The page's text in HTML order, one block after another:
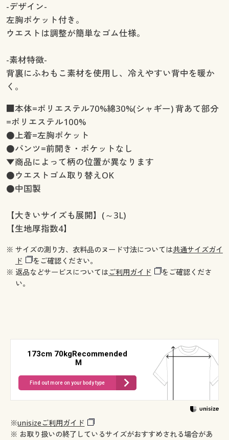
-デザイン-
左胸ポケット付き。
ウエストは調整が簡単なゴム仕様。
-素材特徴-
背裏にふわもこ素材を使用し、冷えやすい背中を暖か
く。
■本体=ポリエステル70%綿30%(シャギー) 背あて部分
=ポリエステル100%
●上着=左胸ポケット
●パンツ=前開き・ポケットなし
▼商品によって柄の位置が異なります
●ウエストゴム取り替えOK
●中国製
【大きいサイズも展開】(～3L)
【生地厚指数4】
※ サイズの測り方、衣料品のヌード寸法については共通サイズガイ
ド
をご確認ください。
※ 返品などサービスについてはご利用ガイド
をご確認くださ
い。
173cm 70kgRecommended
M
Find out more on your body type
※unisizeご利用ガイド
※ お取り扱いの終了しているサイズがおすすめされる場合があ